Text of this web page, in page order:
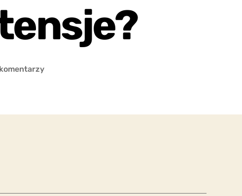
do
pretensje?